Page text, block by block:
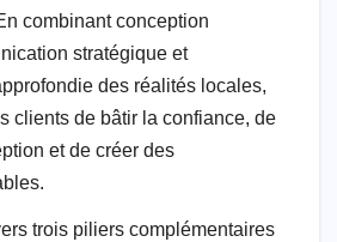
combinant conception
stratégique et
des réalités locales,
clients de bâtir la confiance, de
et de créer des
trois piliers complémentaires